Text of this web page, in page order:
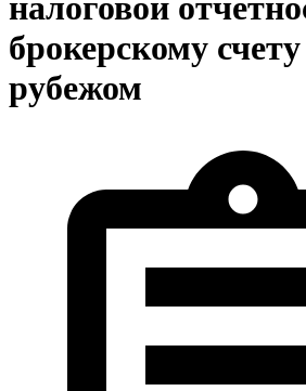
брокерскому счету
рубежом